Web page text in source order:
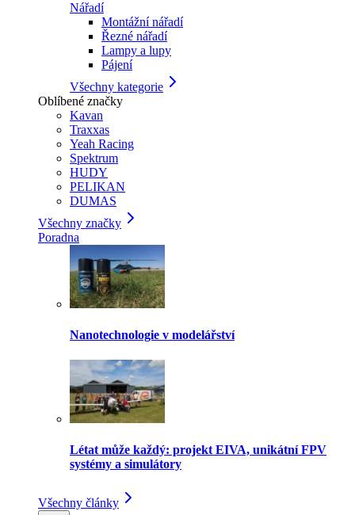
Nářadí
Montážní nářadí
Řezné nářadí
Lampy a lupy
Pájení
Všechny kategorie
Oblíbené značky
Kavan
Traxxas
Yeah Racing
Spektrum
HUDY
PELIKAN
DUMAS
Všechny značky
Poradna
Nanotechnologie v modelářství
Létat může každý: projekt EIVA, unikátní FPV
systémy a simulátory
Všechny články